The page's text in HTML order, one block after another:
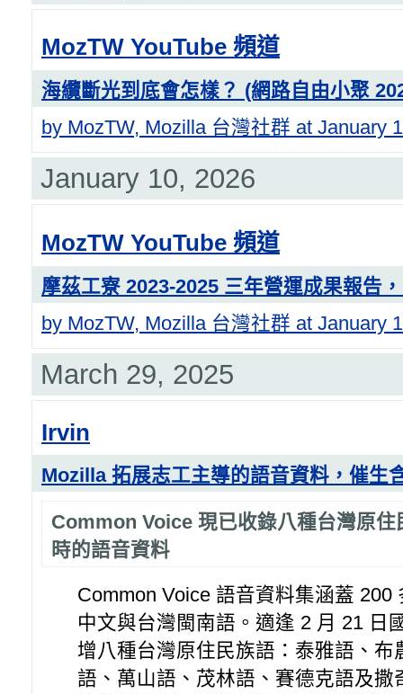
MozTW YouTube 頻道
海纜斷光到底會怎樣？ (網路自由小聚
by MozTW, Mozilla 台灣社群 at January
January 10, 2026
MozTW YouTube 頻道
摩茲工寮 2023-2025 三年營運成果報告
by MozTW, Mozilla 台灣社群 at January
March 29, 2025
Irvin
Mozilla 拓展志工主導的語音資料，催生
Common Voice 現已收錄八種台灣原住
時的語音資料
Common Voice 語音資料集涵蓋 200
中文與台灣閩南語。適逢 2 月 21 日
增八種台灣原住民族語：泰雅語、布
語、萬山語、茂林語、賽德克語及撒